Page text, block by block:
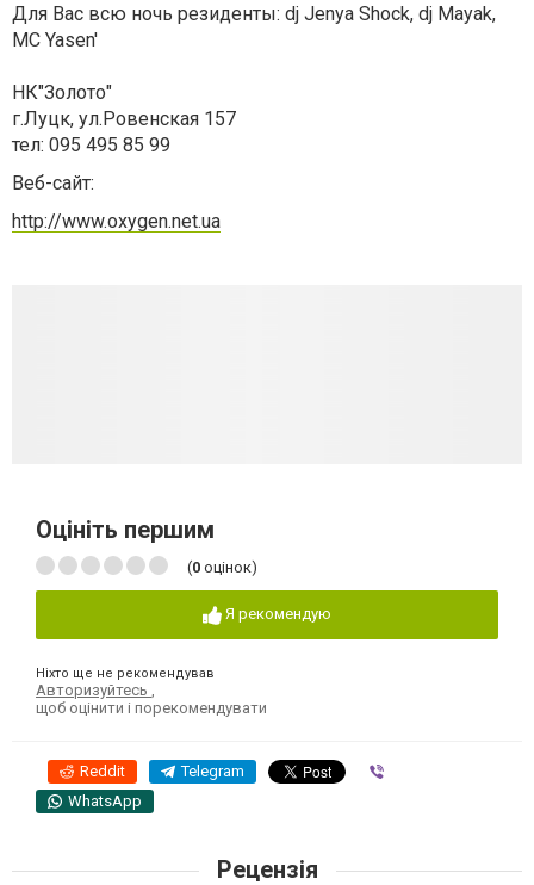
Для Вас всю ночь резиденты: dj Jenya Shock, dj Mayak,
MC Yasen'
НК"Золото"
г.Луцк, ул.Ровенская 157
тел: 095 495 85 99
Веб-сайт:
http://www.oxygen.net.ua
Оцініть першим
(0 оцінок)
Я рекомендую
Ніхто ще не рекомендував
Авторизуйтесь
щоб оцінити і порекомендувати
Reddit Telegram
WhatsApp
Рецензія